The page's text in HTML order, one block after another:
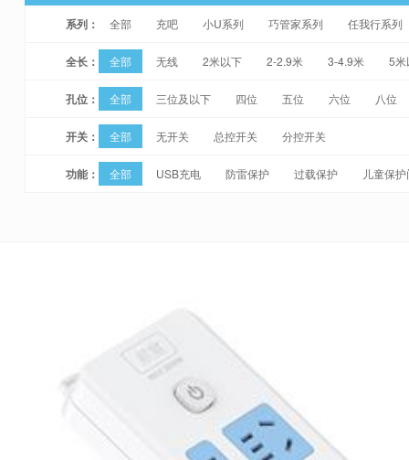
系列： 全部 充吧 小U系列 巧管家系列 任我行系列
全长： 全部 无线 2米以下 2-2.9米 3-4.9米 5米
孔位： 全部 三位及以下 四位 五位 六位 八位
开关： 全部 无开关 总控开关 分控开关
功能： 全部 USB充电 防雷保护 过载保护 儿童保